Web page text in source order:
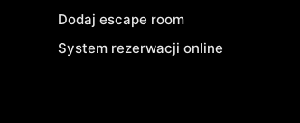
Dodaj escape room
System rezerwacji online